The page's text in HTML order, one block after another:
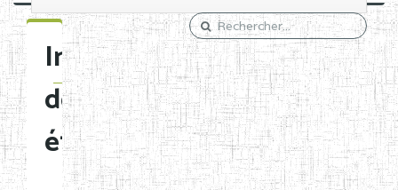
Immatriculation
des
établissements